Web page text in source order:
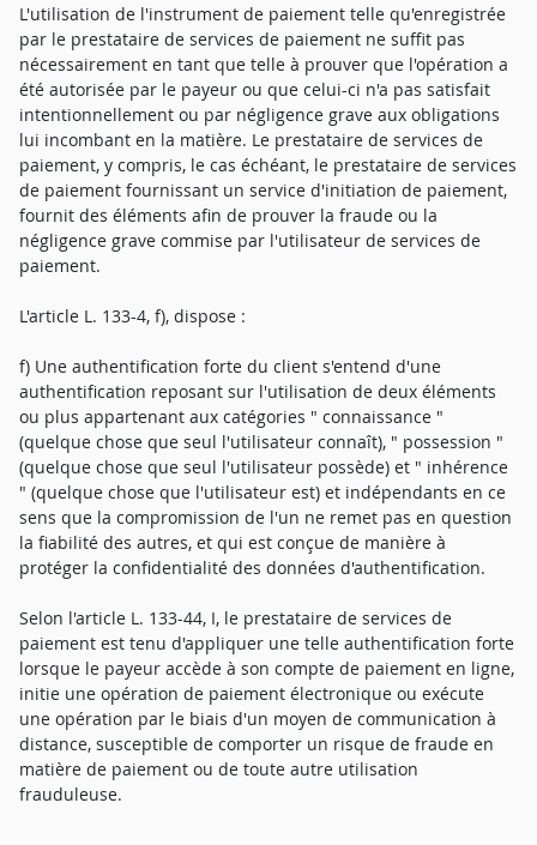
L'utilisation de l'instrument de paiement telle qu'enregistrée
par le prestataire de services de paiement ne suffit pas
nécessairement en tant que telle à prouver que l'opération a
été autorisée par le payeur ou que celui-ci n'a pas satisfait
intentionnellement ou par négligence grave aux obligations
lui incombant en la matière. Le prestataire de services de
paiement, y compris, le cas échéant, le prestataire de services
de paiement fournissant un service d'initiation de paiement,
fournit des éléments afin de prouver la fraude ou la
négligence grave commise par l'utilisateur de services de
paiement.
L'article L. 133-4, f), dispose :
f) Une authentification forte du client s'entend d'une
authentification reposant sur l'utilisation de deux éléments
ou plus appartenant aux catégories " connaissance "
(quelque chose que seul l'utilisateur connaît), " possession "
(quelque chose que seul l'utilisateur possède) et " inhérence
" (quelque chose que l'utilisateur est) et indépendants en ce
sens que la compromission de l'un ne remet pas en question
la fiabilité des autres, et qui est conçue de manière à
protéger la confidentialité des données d'authentification.
Selon l'article L. 133-44, I, le prestataire de services de
paiement est tenu d'appliquer une telle authentification forte
lorsque le payeur accède à son compte de paiement en ligne,
initie une opération de paiement électronique ou exécute
une opération par le biais d'un moyen de communication à
distance, susceptible de comporter un risque de fraude en
matière de paiement ou de toute autre utilisation
frauduleuse.